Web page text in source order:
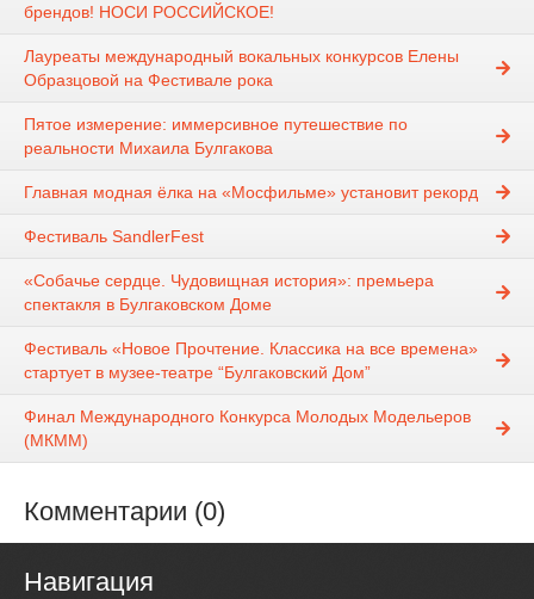
брендов! НОСИ РОССИЙСКОЕ!
Лауреаты международный вокальных конкурсов Елены
Образцовой на Фестивале рока
Пятое измерение: иммерсивное путешествие по
реальности Михаила Булгакова
Главная модная ёлка на «Мосфильме» установит рекорд
Фестиваль SandlerFest
«Собачье сердце. Чудовищная история»: премьера
спектакля в Булгаковском Доме
Фестиваль «Новое Прочтение. Классика на все времена»
стартует в музее-театре “Булгаковский Дом”
Финал Международного Конкурса Молодых Модельеров
(МКММ)
Комментарии (0)
Навигация